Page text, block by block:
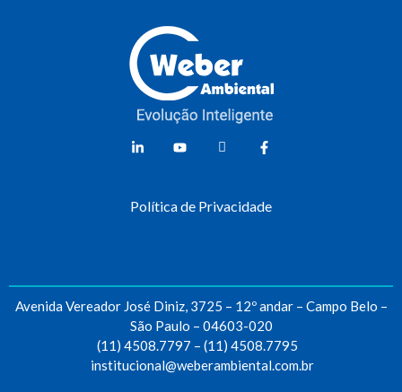
Política de Privacidade
Avenida Vereador José Diniz, 3725 – 12º andar – Campo Belo –
São Paulo – 04603-020
(11) 4508.7797 – (11) 4508.7795
institucional@weberambiental.com.br